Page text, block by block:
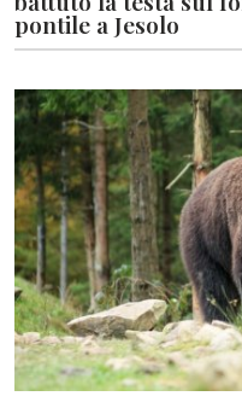
pontile a Jesolo